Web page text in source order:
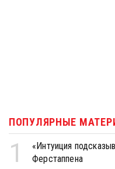
ПОПУЛЯРНЫЕ
1
«Интуиция
Ферстаппена